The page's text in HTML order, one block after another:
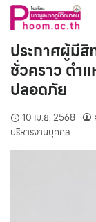
Skip
content
ประกาศผู้มีสิ
ชั่วคราว ตำ
ปลอดภัย
10 เม.ย. 2568
บริหารงานบุคคล